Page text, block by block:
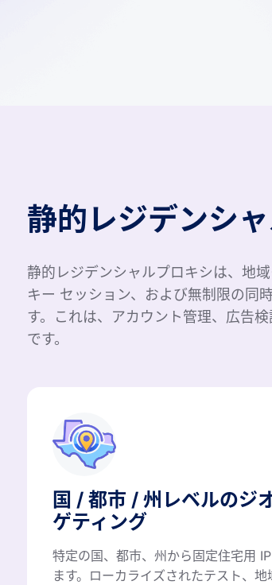
静的レジデンシ
静的レジデンシャルプロキシは、地
キー セッション、および無制限の同
す。これは、アカウント管理、広告
です。
国 / 都市 / 州レベルのジ
ゲティング
特定の国、都市、州から固定住宅用
ます。ローカライズされたテスト、地